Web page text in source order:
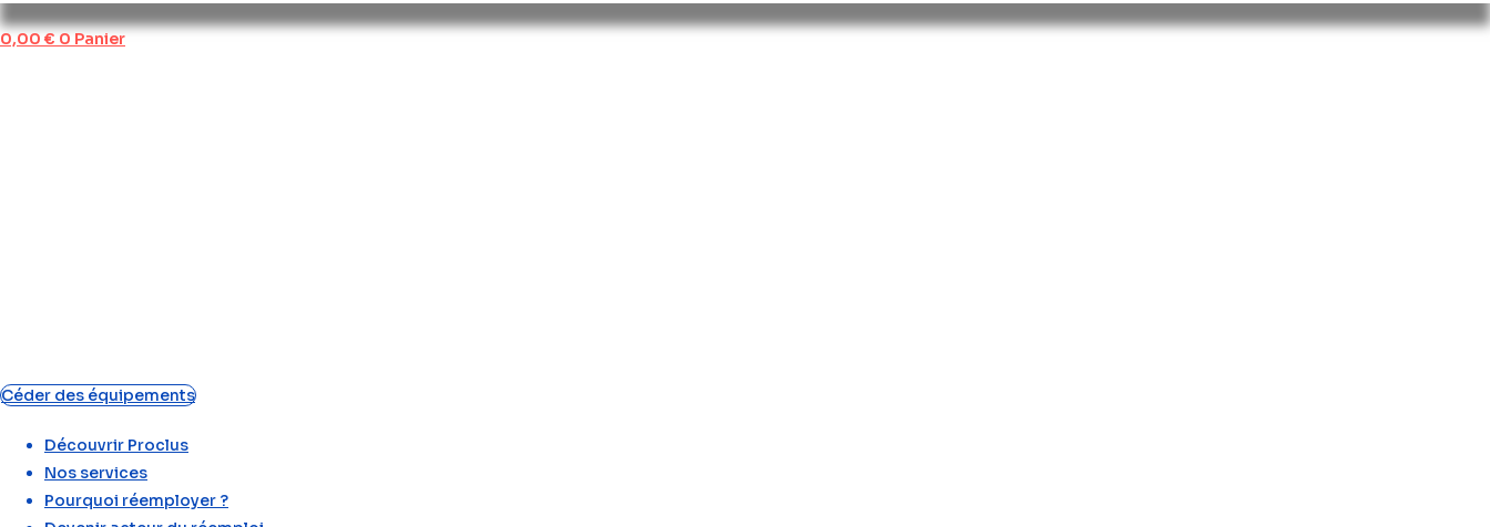
0,00 € 0 Panier
Céder des équipements
Découvrir Proclus
Nos services
Pourquoi réemployer ?